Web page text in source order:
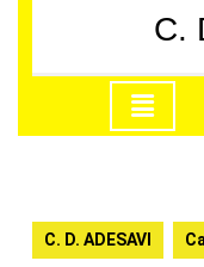
C.
C. D. ADESAVI